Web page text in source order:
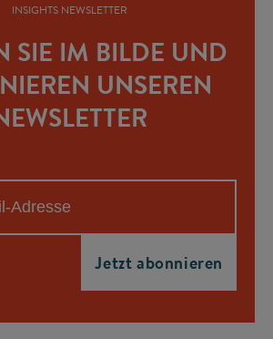
INSIGHTS NEWSLETTER
SIE IM BILDE UND
UNSEREN